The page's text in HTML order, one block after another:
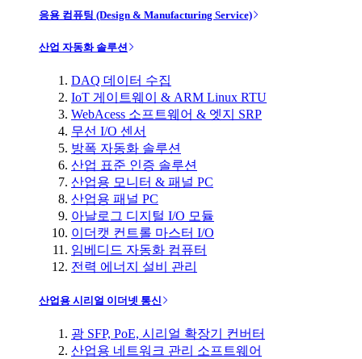
응용 컴퓨팅 (Design & Manufacturing Service)
산업 자동화 솔루션
DAQ 데이터 수집
IoT 게이트웨이 & ARM Linux RTU
WebAcess 소프트웨어 & 엣지 SRP
무선 I/O 센서
방폭 자동화 솔루션
산업 표준 인증 솔루션
산업용 모니터 & 패널 PC
산업용 패널 PC
아날로그 디지털 I/O 모듈
이더캣 컨트롤 마스터 I/O
임베디드 자동화 컴퓨터
전력 에너지 설비 관리
산업용 시리얼 이더넷 통신
광 SFP, PoE, 시리얼 확장기 컨버터
산업용 네트워크 관리 소프트웨어